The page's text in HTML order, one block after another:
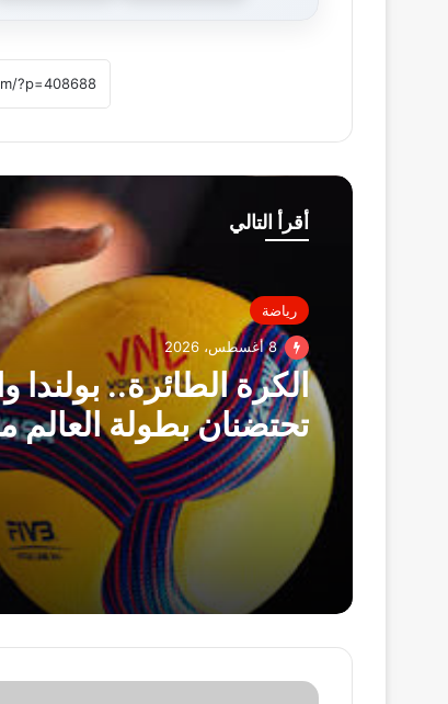
أقرأ التالي
رياضة
8 أغسطس، 2026
الكرة الطائرة.. بولندا
تحتضنان بطولة العالم
الأندية 2026
"محمود